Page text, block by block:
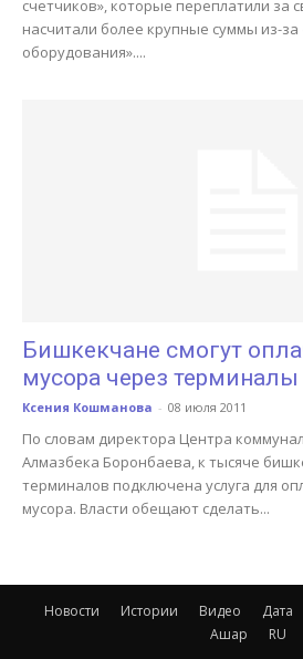
счетчиков», которые переплатили за
насчитали более крупные суммы из-за
оборудования»....
Бишкекчане смогут
мусора через терминалы
Ксения Кошманова - 08 июля 2011
По словам директора Центра
Алмазбека Боронбаева, к тысяче
терминалов подключена услуга для
мусора. Власти обещают сделать...
Новости Истории Видео Дата
Ашар
RU